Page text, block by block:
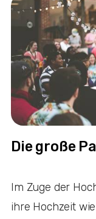
Die große
Im Zuge der
ihre Hochzeit